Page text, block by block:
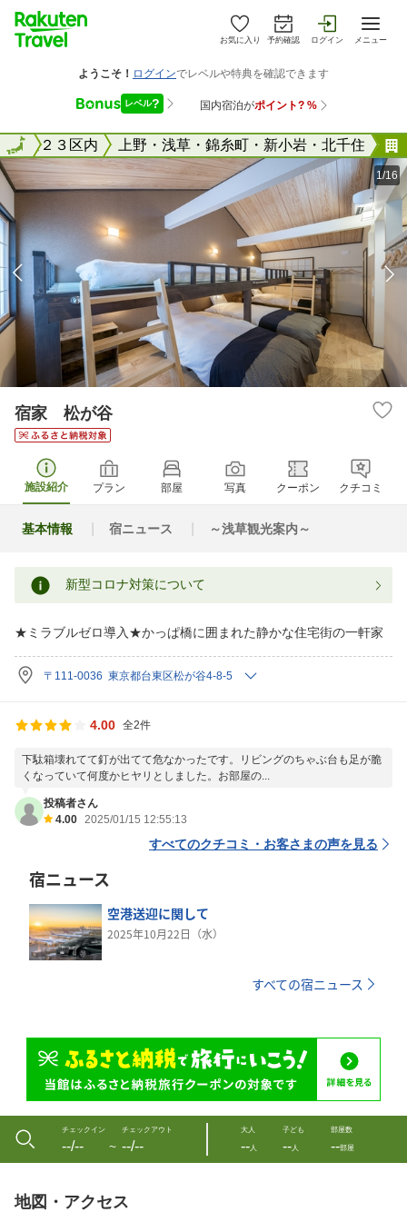
お気に入り 予約確認 ログイン メニュー
東京２３区内 上野・浅草・錦糸町・新小岩・北千住
全国
1/16
宿家 松が谷
施設紹介 プラン 部屋 写真 クーポン クチコミ
基本情報 宿ニュース ～浅草観光案内～
新型コロナ対策について
★ミラブルゼロ導入★かっぱ橋に囲まれた静かな住宅街の一軒家
〒111-0036 東京都台東区松が谷4-8-5
4.00 全2件
下駄箱壊れてて釘が出てて危なかったです。リビングのちゃぶ台も足が脆
くなっていて何度かヒヤリとしました。お部屋の...
投稿者さん
4.00 2025/01/15 12:55:13
すべてのクチコミ・お客さまの声を見る
宿ニュース
空港送迎に関して
2025年10月22日（水）
すべての宿ニュース
チェックイン
--/-- 〜
チェックアウト
--/--
大人
--人
子ども
--人
部屋数
--部屋
地図・アクセス